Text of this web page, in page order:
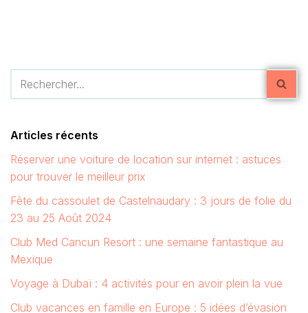
Articles récents
Réserver une voiture de location sur internet : astuces
pour trouver le meilleur prix
Fête du cassoulet de Castelnaudary : 3 jours de folie du
23 au 25 Août 2024
Club Med Cancun Resort : une semaine fantastique au
Mexique
Voyage à Dubaï : 4 activités pour en avoir plein la vue
Club vacances en famille en Europe : 5 idées d’évasion